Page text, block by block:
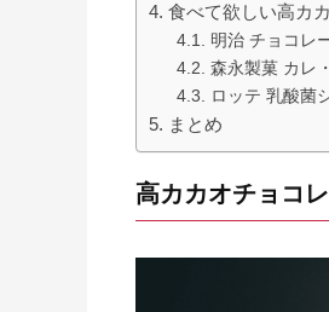
食べて欲しい高カ
明治 チョコレ
森永製菓 カレ
ロッテ 乳酸菌
まとめ
高カカオチョコ